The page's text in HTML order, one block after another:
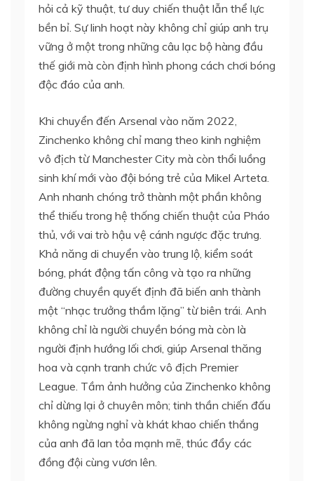
hỏi cả kỹ thuật, tư duy chiến thuật lẫn thể lực
bền bỉ. Sự linh hoạt này không chỉ giúp anh trụ
vững ở một trong những câu lạc bộ hàng đầu
thế giới mà còn định hình phong cách chơi bóng
độc đáo của anh.
Khi chuyển đến Arsenal vào năm 2022,
Zinchenko không chỉ mang theo kinh nghiệm
vô địch từ Manchester City mà còn thổi luồng
sinh khí mới vào đội bóng trẻ của Mikel Arteta.
Anh nhanh chóng trở thành một phần không
thể thiếu trong hệ thống chiến thuật của Pháo
thủ, với vai trò hậu vệ cánh ngược đặc trưng.
Khả năng di chuyển vào trung lộ, kiểm soát
bóng, phát động tấn công và tạo ra những
đường chuyền quyết định đã biến anh thành
một “nhạc trưởng thầm lặng” từ biên trái. Anh
không chỉ là người chuyền bóng mà còn là
người định hướng lối chơi, giúp Arsenal thăng
hoa và cạnh tranh chức vô địch Premier
League. Tầm ảnh hưởng của Zinchenko không
chỉ dừng lại ở chuyên môn; tinh thần chiến đấu
không ngừng nghỉ và khát khao chiến thắng
của anh đã lan tỏa mạnh mẽ, thúc đẩy các
đồng đội cùng vươn lên.